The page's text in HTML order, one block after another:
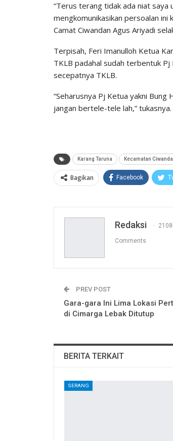
“Terus terang tidak ada niat saya
mengkomunikasikan persoalan
Camat Ciwandan Agus Ariyadi
Terpisah, Feri Imanulloh Ketua
TKLB padahal sudah terbentuk
secepatnya TKLB.
“Seharusnya Pj Ketua yakni
jangan bertele-tele lah,” tukasnya.
Karang Taruna Kecamatan
Bagikan Facebook
Redaksi
Comments
PREV POST
Gara-gara Ini Lima Lokasi
di Cimarga Lebak Ditutup
BERITA TERKAIT
SERANG